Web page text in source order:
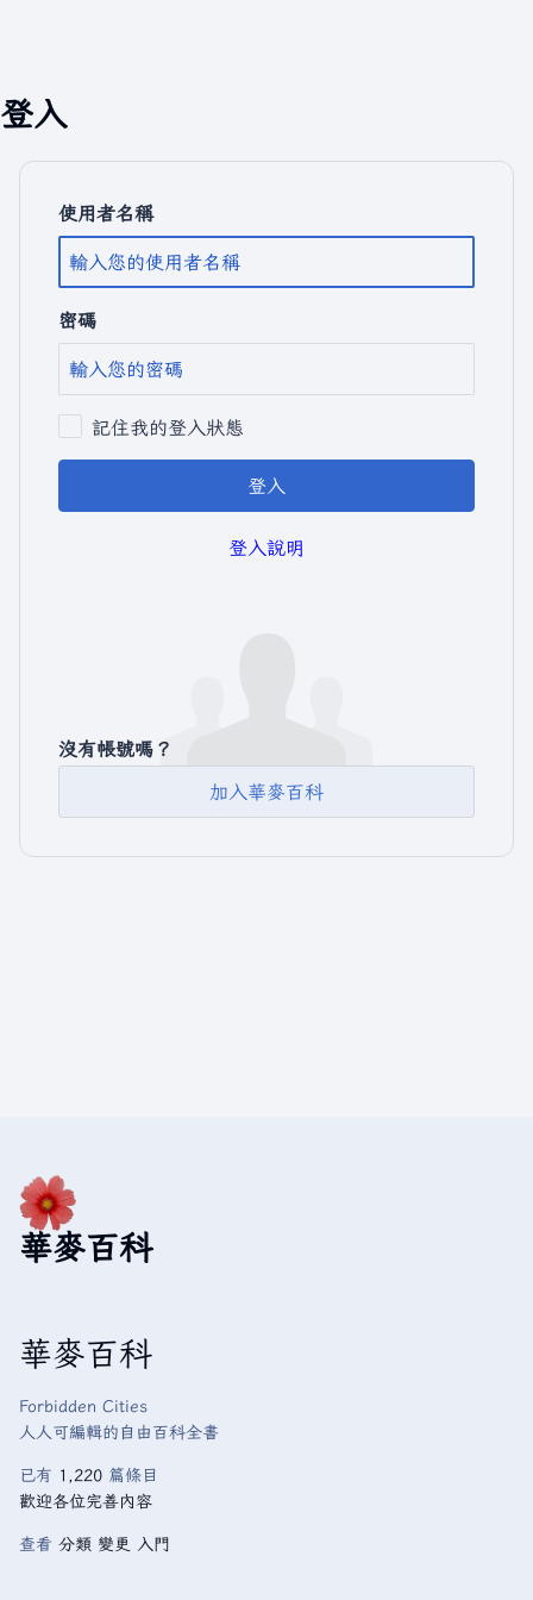
登入
使用者名稱
密碼
記住我的登入狀態
登入
登入說明
沒有帳號嗎？
加入華麥百科
華麥百科
華麥百科
Forbidden Cities
人人可編輯的自由百科全書
已有 1,220 篇條目
歡迎各位完善內容
查看 分類 變更 入門